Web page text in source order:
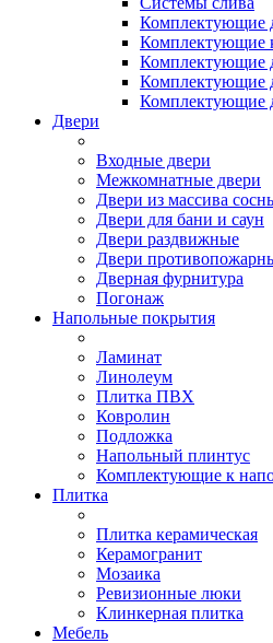
Комплектующие
Комплектующие
Комплектующие
Комплектующие
Комплектующие
Двери
Входные двери
Межкомнатные двери
Двери из массива
Двери для бани и саун
Двери раздвижные
Двери
Дверная фурнитура
Погонаж
Напольные покрытия
Ламинат
Линолеум
Плитка ПВХ
Ковролин
Подложка
Напольный плинтус
Комплектующие к
Плитка
Плитка керамическая
Керамогранит
Мозаика
Ревизионные люки
Клинкерная плитка
Мебель